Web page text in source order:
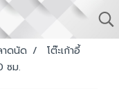
ดนัด
โต๊ะเก้าอี้
ซม.